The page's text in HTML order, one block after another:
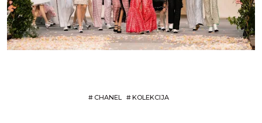
# CHANEL #KOLEKCIJA